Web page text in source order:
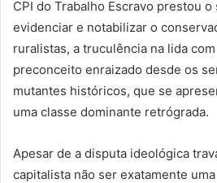
CPI do Trabalho Escravo prestou
evidenciar e notabilizar o
ruralistas, a truculência na lida
preconceito enraizado desde os
mutantes históricos, que se
uma classe dominante retrógrada.
Apesar de a disputa ideológica
capitalista não ser exatamente